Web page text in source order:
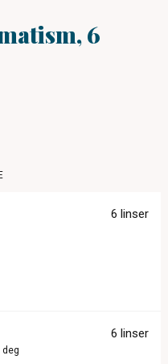
6
6 linser
6 linser
deg